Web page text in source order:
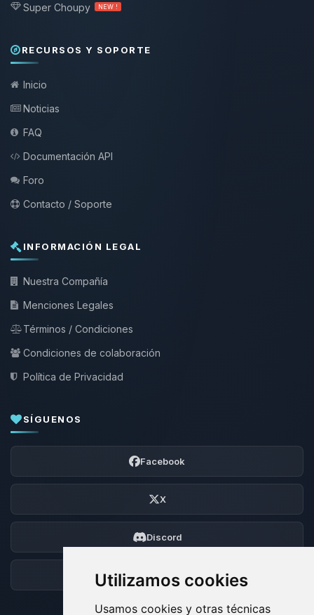
Utilizamos cookies
Usamos cookies y otras técnicas
Super Choupy NEW !
RECURSOS Y SOPORTE
Inicio
Noticias
FAQ
Documentación API
Foro
Contacto / Soporte
INFORMACIÓN LEGAL
Nuestra Compañía
Menciones Legales
Términos / Condiciones
Condiciones de colaboración
Política de Privacidad
SÍGUENOS
Facebook
X
Discord
Foro